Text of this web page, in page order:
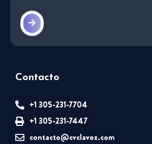
Contacto
+1 305-231-7704
+1 305-231-7447
contacto@cvclavoz.com